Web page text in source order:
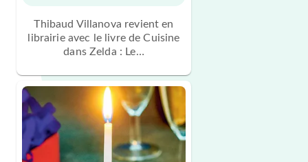
Thibaud Villanova revient en
librairie avec le livre de Cuisine
dans Zelda : Le…